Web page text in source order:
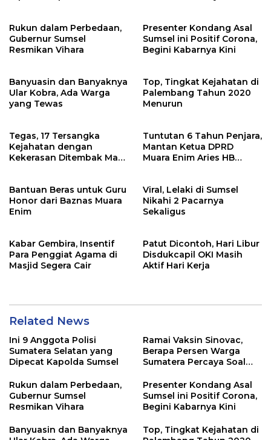
Rukun dalam Perbedaan,
Gubernur Sumsel
Resmikan Vihara
Presenter Kondang Asal
Sumsel ini Positif Corona,
Begini Kabarnya Kini
Banyuasin dan Banyaknya
Ular Kobra, Ada Warga
yang Tewas
Top, Tingkat Kejahatan di
Palembang Tahun 2020
Menurun
Tegas, 17 Tersangka
Kejahatan dengan
Kekerasan Ditembak Mati
Tuntutan 6 Tahun Penjara,
Mantan Ketua DPRD
Muara Enim Aries HB
Bantuan Beras untuk Guru
Honor dari Baznas Muara
Enim
Viral, Lelaki di Sumsel
Nikahi 2 Pacarnya
Sekaligus
Kabar Gembira, Insentif
Para Penggiat Agama di
Masjid Segera Cair
Patut Dicontoh, Hari Libur
Disdukcapil OKI Masih
Aktif Hari Kerja
Related News
Ini 9 Anggota Polisi
Sumatera Selatan yang
Dipecat Kapolda Sumsel
Ramai Vaksin Sinovac,
Berapa Persen Warga
Sumatera Percaya Soal
Rukun dalam Perbedaan,
Gubernur Sumsel
Resmikan Vihara
Presenter Kondang Asal
Sumsel ini Positif Corona,
Begini Kabarnya Kini
Banyuasin dan Banyaknya
Top, Tingkat Kejahatan di